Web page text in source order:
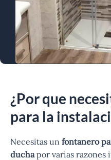
¿Por que
para la
Necesitas un fontanero
duchapor varias razones